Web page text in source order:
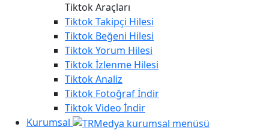
Tiktok Araçları
TiktokTakipçi Hilesi
Tiktok Beğeni Hilesi
TiktokYorum Hilesi
Tiktokİzlenme Hilesi
TiktokAnaliz
Tiktok Fotoğraf İndir
TiktokVideo İndir
Kurumsal